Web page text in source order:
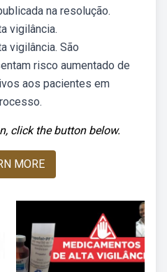
na resolução.
vigilância.
vigilância. São
risco aumentado de
aos pacientes em
click the button below.
MORE